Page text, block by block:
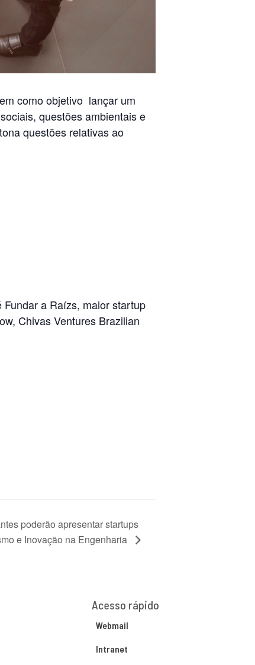
como objetivo lançar um
questões ambientais e
questões relativas ao
a Raízs, maior startup
Chivas Ventures Brazilian
poderão apresentar startups
e Inovação na Engenharia
Acesso rápido
Webmail
Intranet